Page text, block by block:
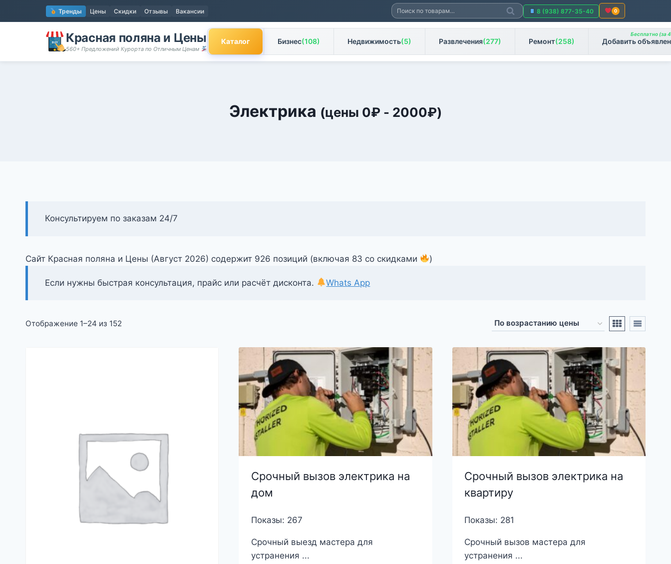
к
содержимому
Тренды Цены Скидки Отзывы Вакансии Искать:
Поиск
8 (938) 877-35-40 0
Красная поляна и Цены
560+ Предложений Курорта по Отличным Ценам
Каталог Бизнес(108) Недвижимость(5) Развлечения(277) Ремонт(258) Добавить
Бесплатно (за
Электрика (цены 0₽ - 2000₽)
Консультируем по заказам 24/7
Сайт Красная поляна и Цены (Август 2026) содержит 926 позиций (включая 83 со скидками )
Если нужны быстрая консультация, прайс или расчёт дисконта. Whats App
Отображение 1–24 из 152
Срочный вызов электрика на
дом
Показы: 267
Срочный выезд мастера для
устранения ...
Срочный вызов электрика на
квартиру
Показы: 281
Срочный вызов мастера для
устранения ...